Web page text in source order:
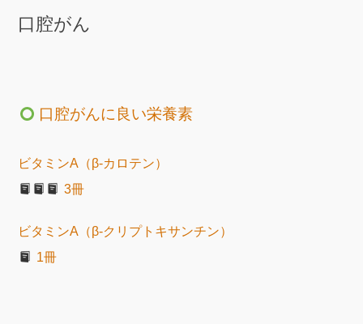
口腔がん
口腔がんに良い栄養素
ビタミンA（β-カロテン）
3冊
ビタミンA（β-クリプトキサンチン）
1冊